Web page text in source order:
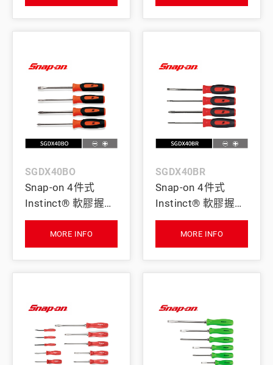
SGDX40BO
Snap-on 4件式
Instinct® 軟膠握把
微型起子組 (橘)
MORE INFO
SGDX40BR
Snap-on 4件式
Instinct® 軟膠握把
微型起子組 (紅)
MORE INFO